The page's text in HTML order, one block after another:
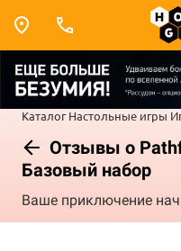
Каталог Настольные игры
Отзывы о
Базовый набор
Ваше приключение